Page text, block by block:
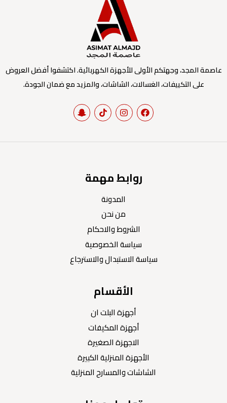
عاصمة المجد، وجهتكم الأولى للأجهزة الكهربائية. اكتشفوا أفضل العروض
على التكييفات، الغسالات، الشاشات، والمزيد مع ضمان الجودة.
روابط مهمة
المدونة
من نحن
الشروط والاحكام
سياسة الخصوصية
سياسة الاستبدال والاسترجاع
الأقسام
أجهزة البلت ان
أجهزة المكيفات
الاجهزة الصغيرة
الأجهزة المنزلية الكبيرة
الشاشات والمسارح المنزلية